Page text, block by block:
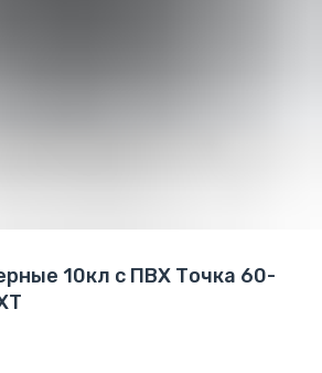
10кл с ПВХ Точка 60-